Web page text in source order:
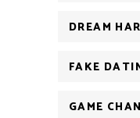
DREAM
FAKE
GAME